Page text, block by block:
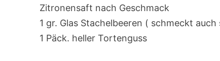
Zitronensaft nach Geschmack
1 gr. Glas Stachelbeeren ( schmeckt
1 Päck. heller Tortenguss